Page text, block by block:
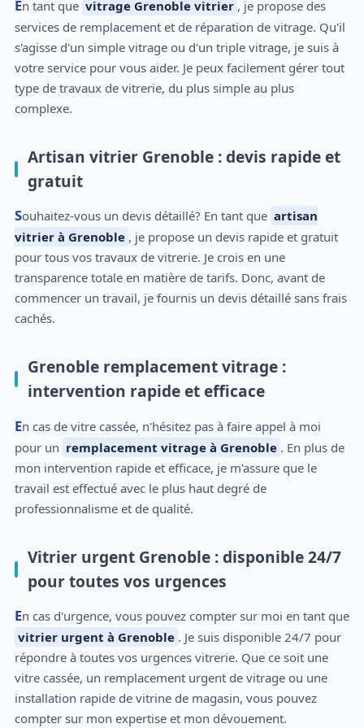
En tant que vitrage Grenoble vitrier , je propose des
services de remplacement et de réparation de vitrage. Qu'il
s'agisse d'un simple vitrage ou d'un triple vitrage, je suis à
votre service pour vous aider. Je peux facilement gérer tout
type de travaux de vitrerie, du plus simple au plus
complexe.
Artisan vitrier Grenoble : devis rapide et
gratuit
Souhaitez-vous un devis détaillé? En tant que artisan
vitrier à Grenoble , je propose un devis rapide et gratuit
pour tous vos travaux de vitrerie. Je crois en une
transparence totale en matière de tarifs. Donc, avant de
commencer un travail, je fournis un devis détaillé sans frais
cachés.
Grenoble remplacement vitrage :
intervention rapide et efficace
En cas de vitre cassée, n'hésitez pas à faire appel à moi
pour un remplacement vitrage à Grenoble . En plus de
mon intervention rapide et efficace, je m'assure que le
travail est effectué avec le plus haut degré de
professionnalisme et de qualité.
Vitrier urgent Grenoble : disponible 24/7
pour toutes vos urgences
En cas d'urgence, vous pouvez compter sur moi en tant que
vitrier urgent à Grenoble . Je suis disponible 24/7 pour
répondre à toutes vos urgences vitrerie. Que ce soit une
vitre cassée, un remplacement urgent de vitrage ou une
installation rapide de vitrine de magasin, vous pouvez
compter sur mon expertise et mon dévouement.